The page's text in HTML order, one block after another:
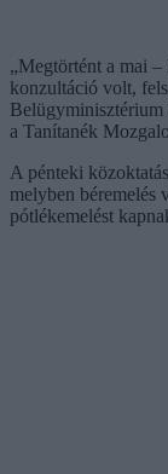
„Megtörtént a mai
konzultáció volt,
a Tanítanék
A pénteki
melyben béremelés
pótlékemelést